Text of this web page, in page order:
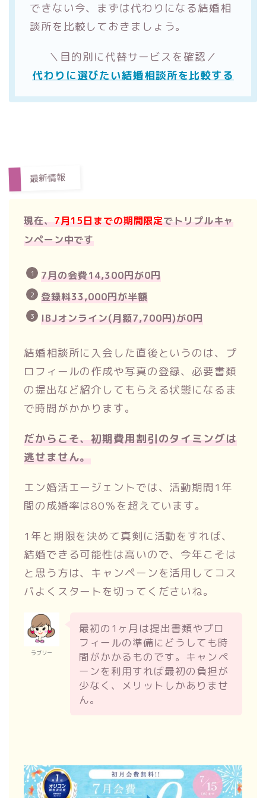
できない今、まずは代わりになる結婚相
談所を比較しておきましょう。
＼目的別に代替サービスを確認／
代わりに選びたい結婚相談所を比較する
最新情報
現在、7月15日までの期間限定でトリプルキャ
ンペーン中です
7月の会費14,300円が0円
登録料33,000円が半額
IBJオンライン(月額7,700円)が0円
結婚相談所に入会した直後というのは、プ
ロフィールの作成や写真の登録、必要書類
の提出など紹介してもらえる状態になるま
で時間がかかります。
だからこそ、初期費用割引のタイミングは
逃せません。
エン婚活エージェントでは、活動期間1年
間の成婚率は80％を超えています。
1年と期限を決めて真剣に活動をすれば、
結婚できる可能性は高いので、今年こそは
と思う方は、キャンペーンを活用してコス
パよくスタートを切ってくださいね。
ラブリー
最初の1ヶ月は提出書類やプロ
フィールの準備にどうしても時
間がかかるものです。キャンペ
ーンを利用すれば最初の負担が
少なく、メリットしかありませ
ん。